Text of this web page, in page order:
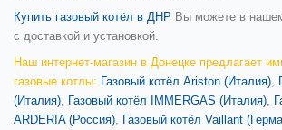
Купить газовый котёл в ДНР Вы можете в
с доставкой и установкой.
Наш интернет-магазин в Донецке предлагает
газовые котлы: Газовый котёл Ariston (Италия),
(Италия), Газовый котёл IMMERGAS (Италия),
ARDERIA (Россия), Газовый котёл Vaillant